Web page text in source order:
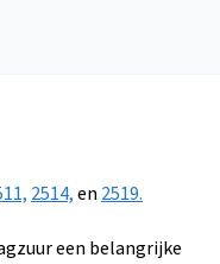
2514,en2519.
een belangrijke